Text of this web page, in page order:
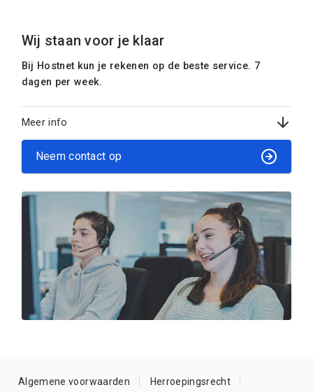
Wij staan voor je klaar
Bij Hostnet kun je rekenen op de beste service. 7
dagen per week.
Meer info
Neem contact op
Algemene voorwaarden Herroepingsrecht